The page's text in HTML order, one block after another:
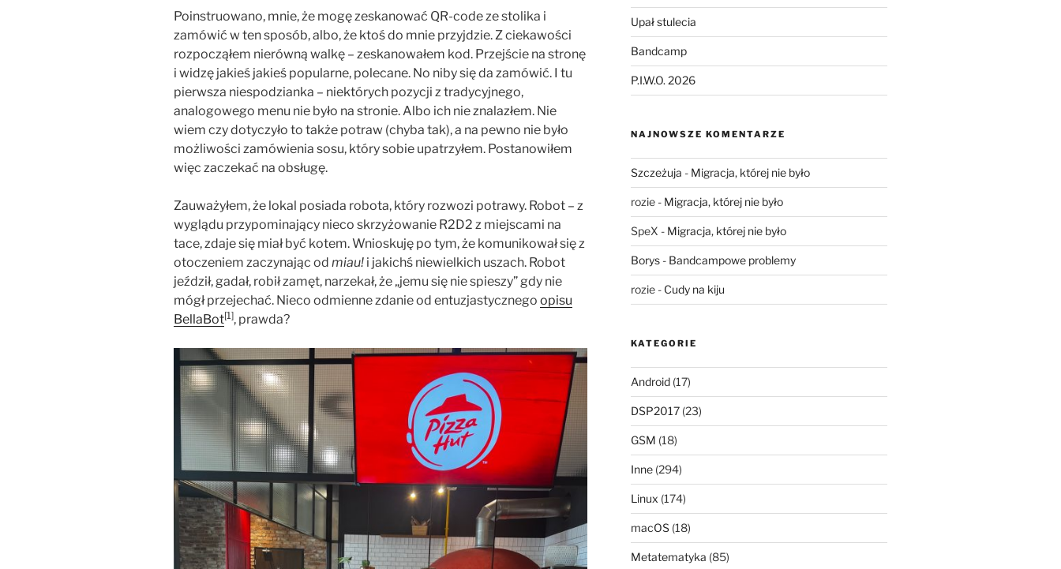
Poinstruowano, mnie, że mogę zeskanować QR-code ze stolika i
zamówić w ten sposób, albo, że ktoś do mnie przyjdzie. Z ciekawości
rozpocząłem nierówną walkę – zeskanowałem kod. Przejście na stronę
i widzę jakieś jakieś popularne, polecane. No niby się da zamówić. I tu
pierwsza niespodzianka – niektórych pozycji z tradycyjnego,
analogowego menu nie było na stronie. Albo ich nie znalazłem. Nie
wiem czy dotyczyło to także potraw (chyba tak), a na pewno nie było
możliwości zamówienia sosu, który sobie upatrzyłem. Postanowiłem
więc zaczekać na obsługę.
Zauważyłem, że lokal posiada robota, który rozwozi potrawy. Robot – z
wyglądu przypominający nieco skrzyżowanie R2D2 z miejscami na
tace, zdaje się miał być kotem. Wnioskuję po tym, że komunikował się z
otoczeniem zaczynając od miau! i jakichś niewielkich uszach. Robot
jeździł, gadał, robił zamęt, narzekał, że „jemu się nie spieszy” gdy nie
mógł przejechać. Nieco odmienne zdanie od entuzjastycznego opisu
BellaBot[1], prawda?
Upał stulecia
Bandcamp
P.I.W.O. 2026
NAJNOWSZE KOMENTARZE
Szczeżuja - Migracja, której nie było
rozie- Migracja, której nie było
SpeX - Migracja, której nie było
Borys- Bandcampowe problemy
rozie- Cudy na kiju
KATEGORIE
Android(17)
DSP2017(23)
GSM (18)
Inne(294)
Linux (174)
macOS(18)
Metatematyka (85)